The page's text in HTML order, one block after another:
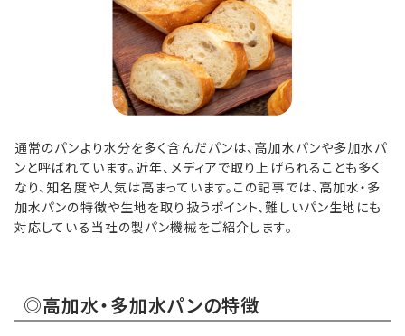
通常のパンより水分を多く含んだパンは、高加水パンや多加水パ
ンと呼ばれています。近年、メディアで取り上げられることも多く
なり、知名度や人気は高まっています。この記事では、高加水・多
加水パンの特徴や生地を取り扱うポイント、難しいパン生地にも
対応している当社の製パン機械をご紹介します。
◎高加水・多加水パンの特徴